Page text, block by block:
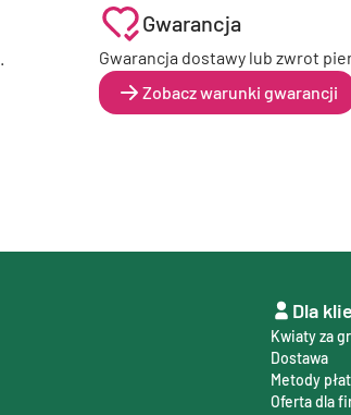
Gwarancja
Gwarancja dostawy lub zwrot
Zobacz warunki gwarancji
Dla
Kwiaty za
Dostawa
Metody
Oferta dla